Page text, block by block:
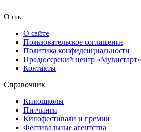
О нас
О сайте
Пользовательское соглашение
Политика конфиденциальности
Продюсерский центр «Мувистарт»
Контакты
Справочник
Киношколы
Питчинги
Кинофестивали и премии
Фестивальные агентства